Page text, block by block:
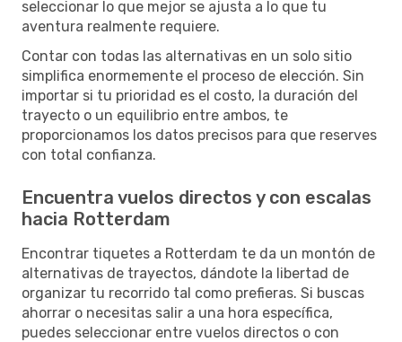
seleccionar lo que mejor se ajusta a lo que tu
aventura realmente requiere.
Contar con todas las alternativas en un solo sitio
simplifica enormemente el proceso de elección. Sin
importar si tu prioridad es el costo, la duración del
trayecto o un equilibrio entre ambos, te
proporcionamos los datos precisos para que reserves
con total confianza.
Encuentra vuelos directos y con escalas
hacia Rotterdam
Encontrar tiquetes a Rotterdam te da un montón de
alternativas de trayectos, dándote la libertad de
organizar tu recorrido tal como prefieras. Si buscas
ahorrar o necesitas salir a una hora específica,
puedes seleccionar entre vuelos directos o con